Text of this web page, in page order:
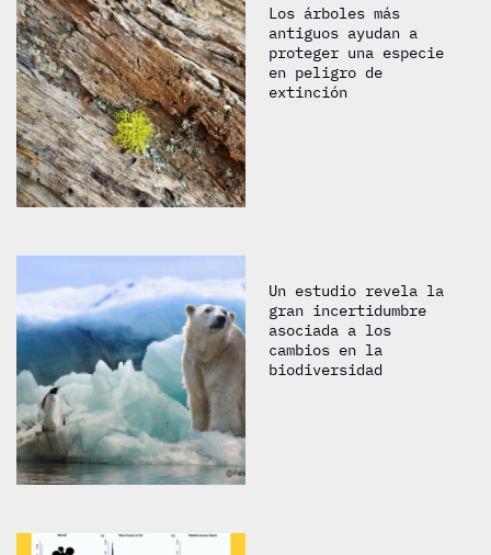
Los árboles más
antiguos ayudan a
proteger una especie
en peligro de
extinción
Un estudio revela la
gran incertidumbre
asociada a los
cambios en la
biodiversidad